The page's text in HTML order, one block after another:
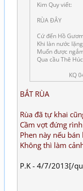
Kim Quy viết:
RÙA ĐÂY
Cứ đến Hồ
Khi làn nước
Muốn được
Qua cầu Thê
KQ 04/
BẮT RÙA
Rùa đã tự khai
Cầm vợt đứng
Phen này nếu bán
Không thì làm
P.K - 4/7/2013[/